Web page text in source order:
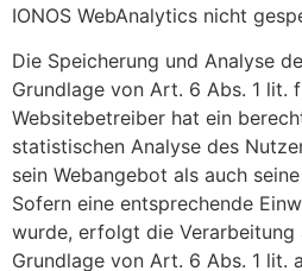
IONOS WebAnalytics nicht
Die Speicherung und Analyse
Grundlage von Art. 6 Abs. 1 lit. f
Websitebetreiber hat ein
statistischen Analyse des
sein Webangebot als auch
Sofern eine entsprechende
wurde, erfolgt die Verarbeitung
Grundlage von Art. 6 Abs. 1 lit.